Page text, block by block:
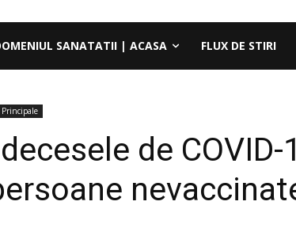
SANATATII | ACASA FLUX DE STIRI
de